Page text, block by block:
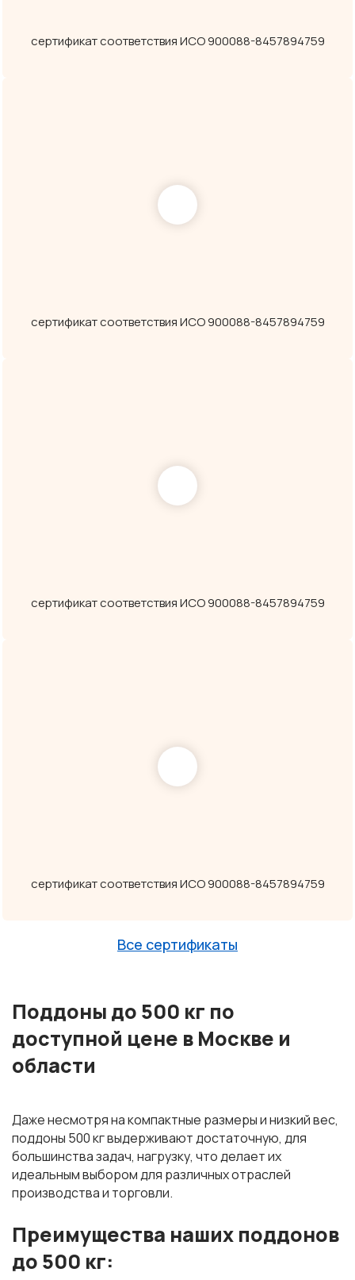
сертификат соответствия ИСО 900088-8457894759
сертификат соответствия ИСО 900088-8457894759
сертификат соответствия ИСО 900088-8457894759
сертификат соответствия ИСО 900088-8457894759
Все сертификаты
Поддоны до 500 кг по
доступной цене в Москве и
области
Даже несмотря на компактные размеры и низкий вес,
поддоны 500 кг выдерживают достаточную, для
большинства задач, нагрузку, что делает их
идеальным выбором для различных отраслей
производства и торговли.
Преимущества наших поддонов
до 500 кг: